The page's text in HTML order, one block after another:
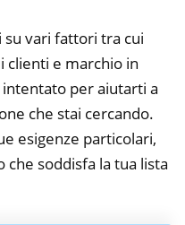
vari fattori tra cui
clienti e marchio in
per aiutarti a
che stai cercando.
esigenze particolari,
che soddisfa la tua lista